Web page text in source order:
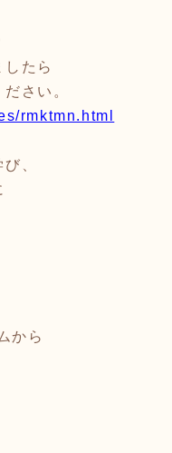
たら
さい。
rmktmn.html
、
から